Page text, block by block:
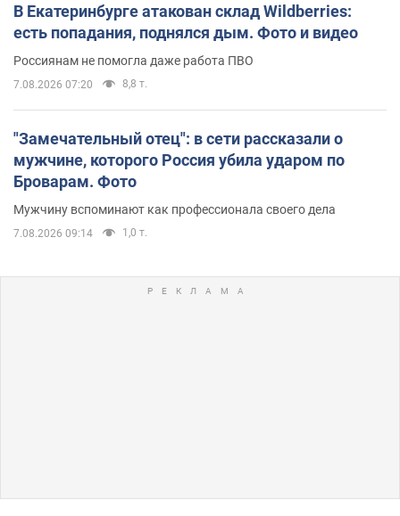
В Екатеринбурге атакован склад Wildberries:
есть попадания, поднялся дым. Фото и видео
Россиянам не помогла даже работа ПВО
7.08.2026 07:20 8,8 т.
"Замечательный отец": в сети рассказали о
мужчине, которого Россия убила ударом по
Броварам. Фото
Мужчину вспоминают как профессионала своего дела
7.08.2026 09:14 1,0 т.